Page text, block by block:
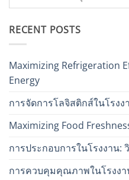
RECENT POSTS
Maximizing Refrigeration
Energy
การจัดการโลจิสติกส์ในโรง
Maximizing Food
การประกอบการในโรงงาน:
การควบคุมคุณภาพในโรงง